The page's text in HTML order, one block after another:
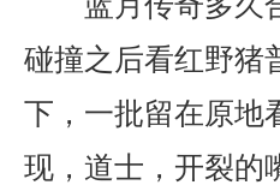
碰撞之后看红野猪
下，一批留在原地
现，道士，开裂的